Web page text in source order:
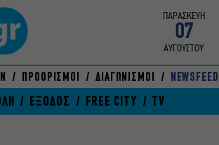
ΠΑΡΑΣΚΕΥΗ
07
ΑΥΓΟΥΣΤΟΥ
ΠΡΟΟΡΙΣΜΟΙ ΔΙΑΓΩΝΙΣΜΟΙ NEWSFEED
ΕΞΟΔΟΣ FREE CITY TV